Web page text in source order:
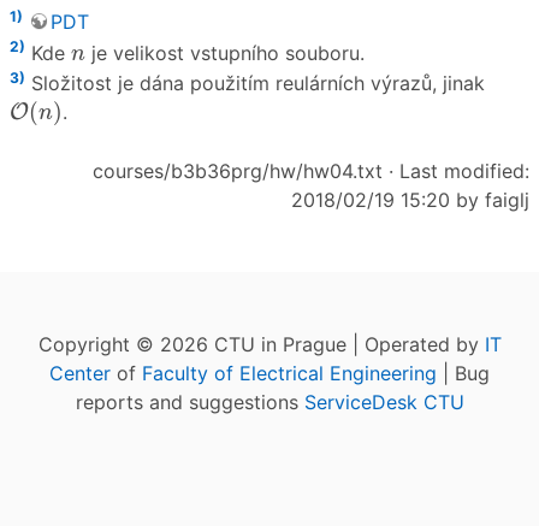
1) PDT
2) Kde n
n je velikost vstupního souboru.
3) Složitost je dána použitím reulárních výrazů, jinak
O(n)
O(n) .
courses/b3b36prg/hw/hw04.txt · Last modified:
2018/02/19 15:20 by faiglj
Copyright © 2026 CTU in Prague | Operated by IT
Center of Faculty of Electrical Engineering | Bug
reports and suggestions ServiceDesk CTU